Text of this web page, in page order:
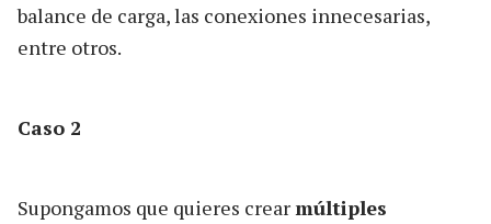
balance de carga, las conexiones innecesarias,
entre otros.
Caso 2
Supongamos que quieres crearmúltiples